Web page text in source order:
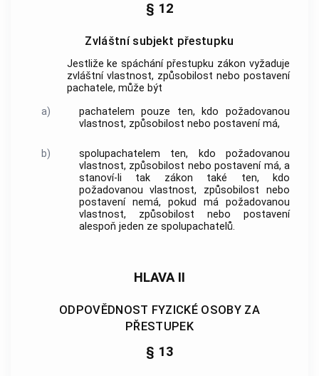
§ 12
Zvláštní subjekt přestupku
Jestliže ke spáchání přestupku zákon vyžaduje
zvláštní vlastnost, způsobilost nebo postavení
pachatele, může být
a)
pachatelem pouze ten, kdo požadovanou
vlastnost, způsobilost nebo postavení má,
b)
spolupachatelem ten, kdo požadovanou
vlastnost, způsobilost nebo postavení má, a
stanoví-li tak zákon také ten, kdo
požadovanou vlastnost, způsobilost nebo
postavení nemá, pokud má požadovanou
vlastnost, způsobilost nebo postavení
alespoň jeden ze spolupachatelů.
HLAVA II
ODPOVĚDNOST FYZICKÉ OSOBY ZA
PŘESTUPEK
§ 13